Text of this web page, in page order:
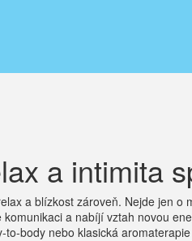
a intimita
a blízkost zároveň. Nejde jen
a nabíjí vztah novou
nebo klasická